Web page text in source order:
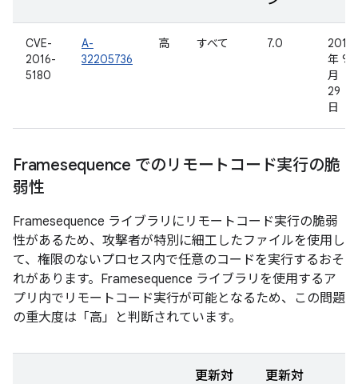
CVE-
2016-
5180
A-
32205736
高 すべて 7.0
2016
年 9
月
29
日
Framesequence でのリモートコード実行の脆
弱性
Framesequence ライブラリにリモートコード実行の脆弱
性があるため、攻撃者が特別に細工したファイルを使用し
て、権限のないプロセス内で任意のコードを実行するおそ
れがあります。Framesequence ライブラリを使用するア
プリ内でリモートコード実行が可能となるため、この問題
の重大度は「高」と判断されています。
更新対 更新対